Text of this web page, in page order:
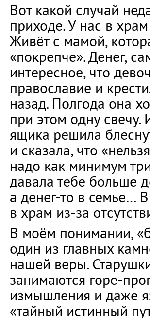
Вот какой случай
приходе. У нас в
Живёт с мамой,
«покрепче». Денег,
интересное, что
православие и
назад. Полгода она
при этом одну свечу.
ящика решила
и сказала, что
надо как минимум
давала тебе больше
а денег-то в семье…
в храм из-за
В моём понимании,
один из главных
нашей веры.
занимаются горе-
измышления и даже
«тайный истинный